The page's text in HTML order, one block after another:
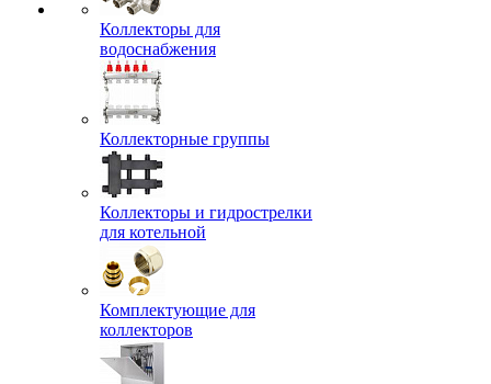
Коллекторы для
водоснабжения
Коллекторные группы
Коллекторы и гидрострелки
для котельной
Комплектующие для
коллекторов